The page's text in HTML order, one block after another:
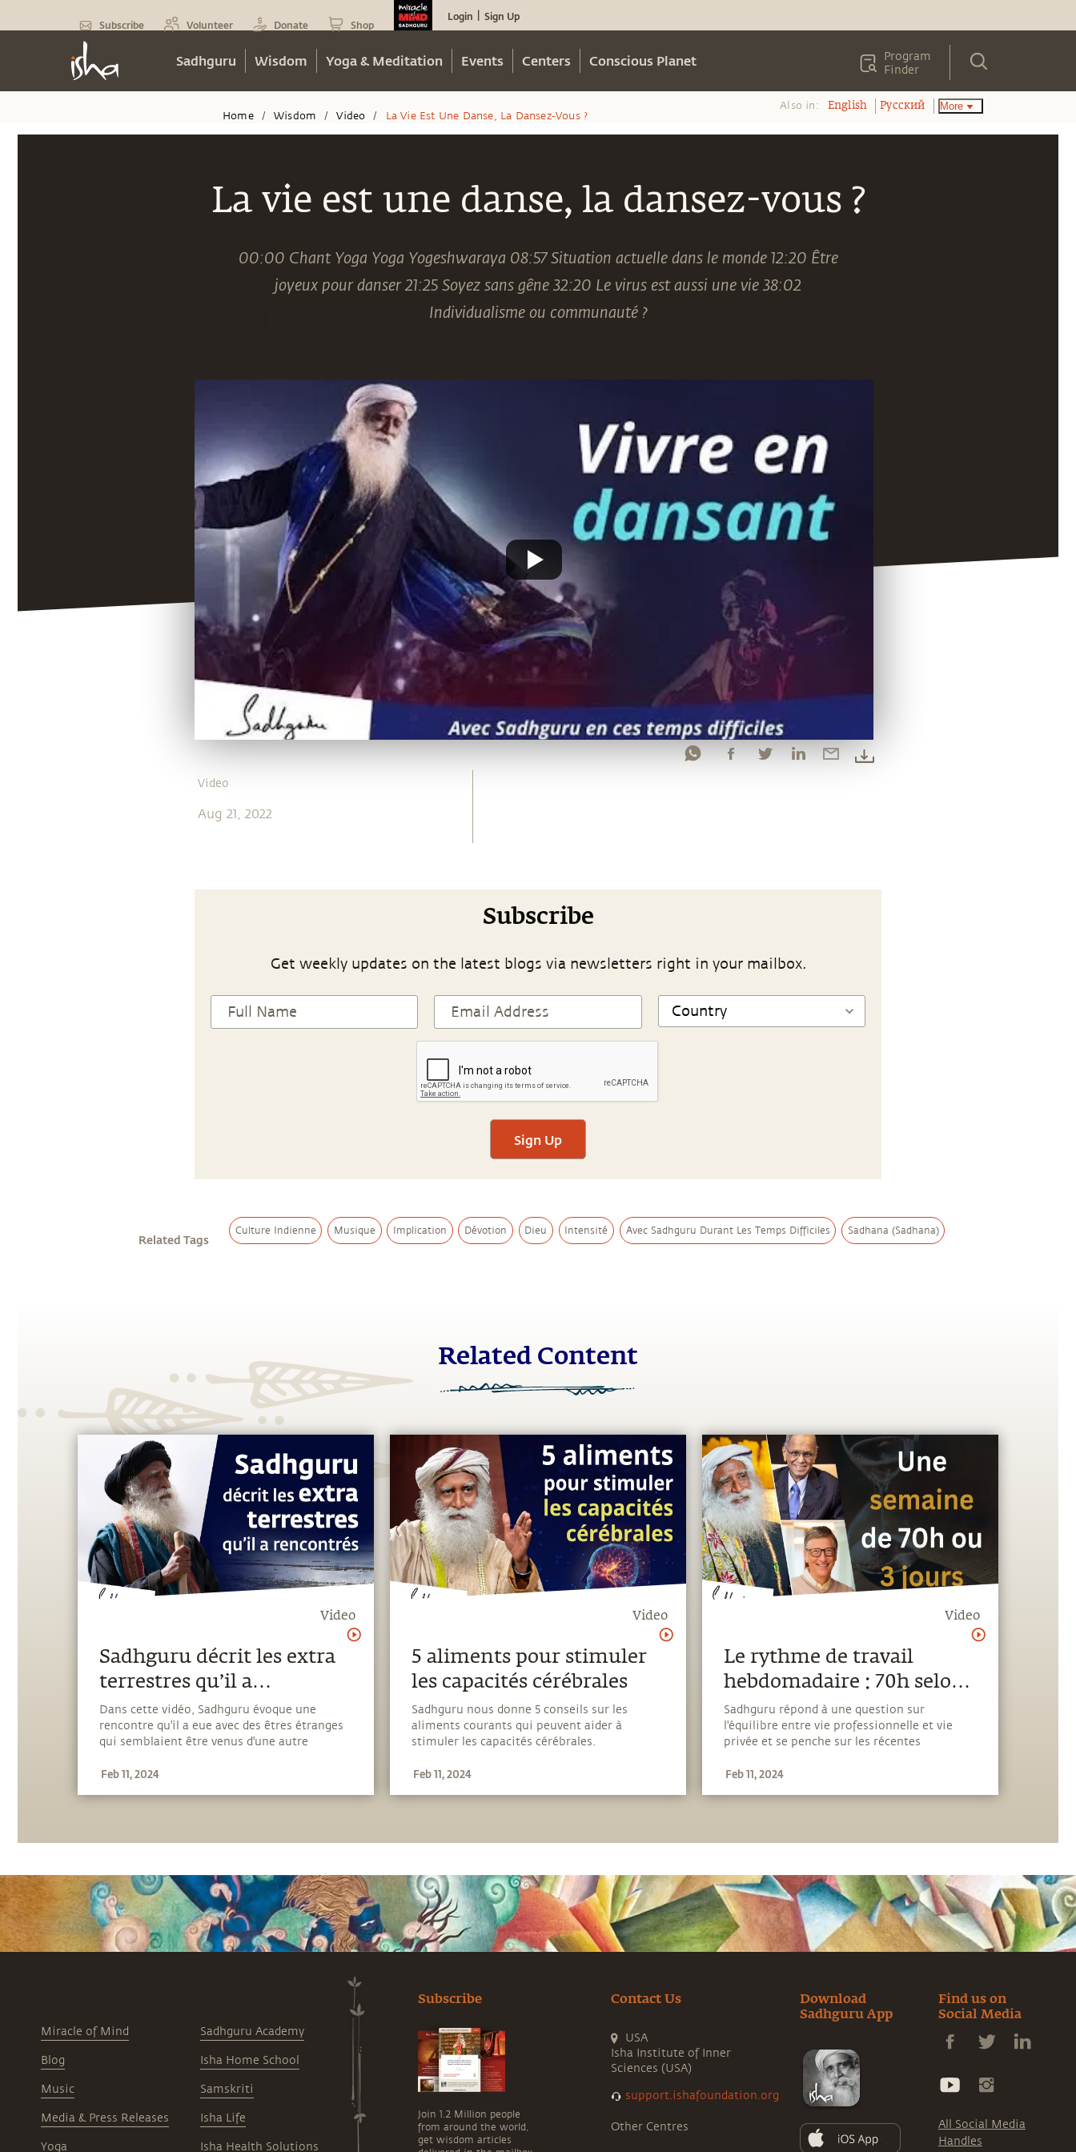
Subscribe Volunteer Donate Shop
Login Sign Up
Sadhguru Wisdom Yoga & Meditation Events Centers Conscious Planet
Program
Finder
Home / Wisdom / Video / La Vie Est Une Danse, La Dansez-Vous ?
Also in: English Pусский More
La vie est une danse, la dansez-vous ?
00:00 Chant Yoga Yoga Yogeshwaraya 08:57 Situation actuelle dans le monde 12:20 Être
joyeux pour danser 21:25 Soyez sans gêne 32:20 Le virus est aussi une vie 38:02
Individualisme ou communauté ?
Video
Aug 21, 2022
Subscribe
Get weekly updates on the latest blogs via newsletters right in your mailbox.
Sign Up
Related Tags
Culture Indienne Musique Implication Dévotion Dieu Intensité Avec Sadhguru Durant Les Temps Difficiles Sadhana (Sadhana)
Related Content
Video
Sadhguru décrit les extra
terrestres qu’il a
rencontrés
Dans cette vidéo, Sadhguru évoque une
rencontre qu'il a eue avec des êtres étranges
qui semblaient être venus d'une autre
Feb 11, 2024
Video
5 aliments pour stimuler
les capacités cérébrales
Sadhguru nous donne 5 conseils sur les
aliments courants qui peuvent aider à
stimuler les capacités cérébrales.
Feb 11, 2024
Video
Le rythme de travail
hebdomadaire : 70h selon
Narayana Murthy ou 3
jours selon Bill Gates ?
Sadhguru répond à une question sur
l'équilibre entre vie professionnelle et vie
privée et se penche sur les récentes
Gates concernant le nombre d'heures que les
Feb 11, 2024
Miracle of Mind
Blog
Music
Media & Press Releases
Yoga
Sadhguru Academy
Isha Home School
Samskriti
Isha Life
Isha Health Solutions
Subscribe
Join 1.2 Million people
from around the world,
get wisdom articles
Contact Us
USA
Isha Institute of Inner
Sciences (USA)
support.ishafoundation.org
Other Centres
Download
Sadhguru App
Find us on
Social Media
All Social Media
Handles